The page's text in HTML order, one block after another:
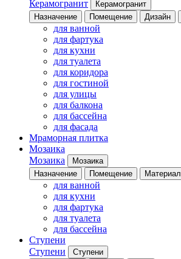
Керамогранит
Керамогранит
Назначение
Помещение Дизайн
для ванной
для фартука
для кухни
для туалета
для коридора
для гостиной
для улицы
для балкона
для бассейна
для фасада
Мраморная плитка
Мозаика
Мозаика
Мозаика
Назначение
Помещение Материал
для ванной
для кухни
для фартука
для туалета
для бассейна
Ступени
Ступени
Ступени